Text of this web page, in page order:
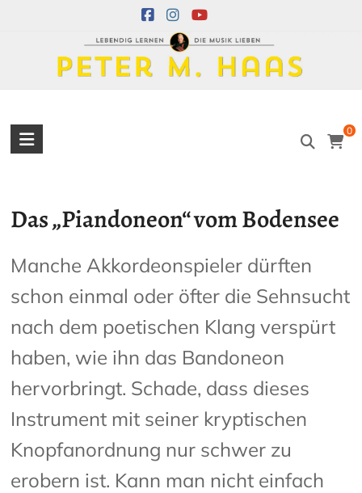
Peter
Haas
Musiker
–
Bandoneon,
Harmonielehre
0
Das „Piandoneon“ vom Bodensee
Manche Akkordeonspieler dürften
schon einmal oder öfter die Sehnsucht
nach dem poetischen Klang verspürt
haben, wie ihn das Bandoneon
hervorbringt. Schade, dass dieses
Instrument mit seiner kryptischen
Knopfanordnung nur schwer zu
erobern ist. Kann man nicht einfach